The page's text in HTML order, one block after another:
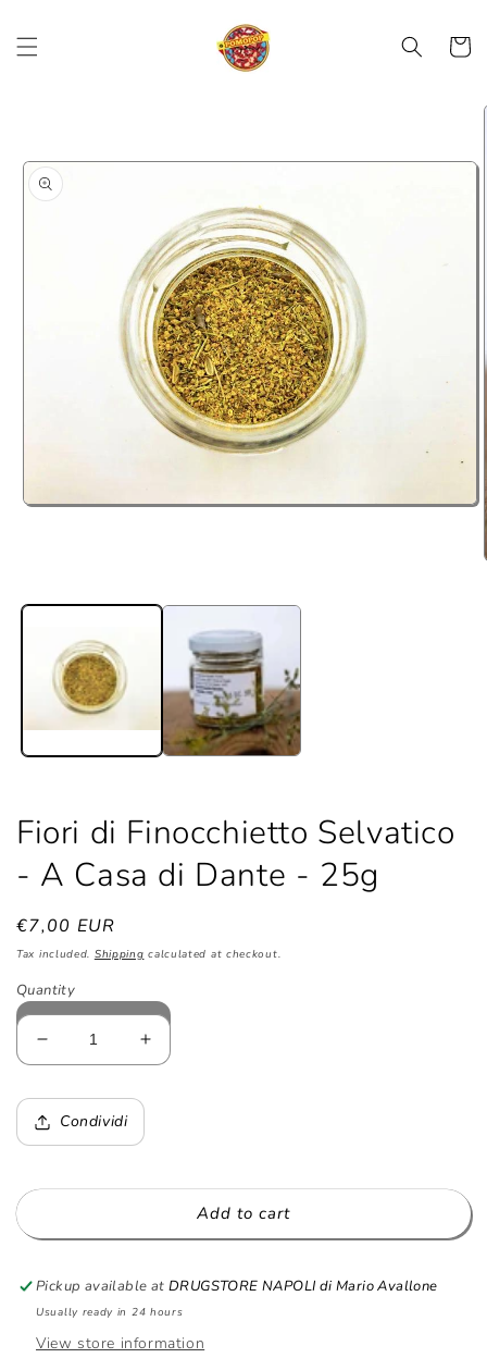
content
Cart
Open
Fiori di Finocchietto Selvatico
- A Casa di Dante - 25g
Regular
price
€7,00 EUR
Tax included. Shipping calculated at checkout.
Quantity
Decrease
quantity
for
Fiori
di
Selvatico
di
Dante
-
25g
Increase
quantity
di
Selvatico
-
25g
Condividi
Add to cart
Pickup available atDRUGSTORE NAPOLI di Mario Avallone
Usually ready in 24 hours
View store information